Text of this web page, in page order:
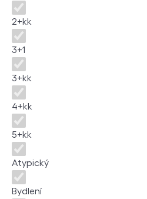
2+kk
3+1
3+kk
4+kk
5+kk
Atypický
Bydlení